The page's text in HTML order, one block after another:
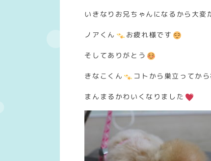
いきなりお兄ちゃんになるから大変
ノアくん お疲れ様です
そしてありがとう
きなこくん コトから巣立ってか
まんまるかわいくなりました